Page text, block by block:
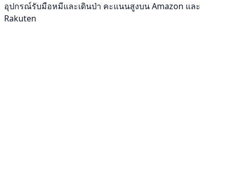
อุปกรณ์รับมือหมีและเดินป่า คะแนนสูงบน Amazon และ
Rakuten